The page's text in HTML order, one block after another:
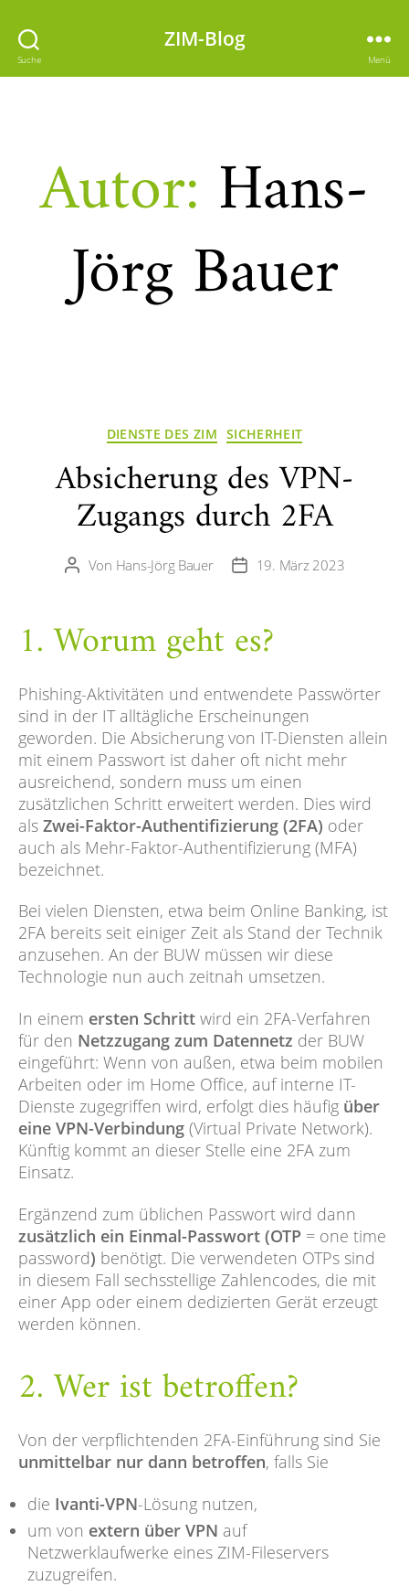
Suche
ZIM-Blog
Menü
Autor: Hans-
Jörg Bauer
Kategorien
DIENSTE DES ZIM SICHERHEIT
Absicherung des VPN-
Zugangs durch 2FA
Beitragsautor
Von Hans-Jörg Bauer Veröffentlichungsdatum
19. März 2023
1. Worum geht es?
Phishing-Aktivitäten und entwendete Passwörter
sind in der IT alltägliche Erscheinungen
geworden. Die Absicherung von IT-Diensten allein
mit einem Passwort ist daher oft nicht mehr
ausreichend, sondern muss um einen
zusätzlichen Schritt erweitert werden. Dies wird
als Zwei-Faktor-Authentifizierung (2FA) oder
auch als Mehr-Faktor-Authentifizierung (MFA)
bezeichnet.
Bei vielen Diensten, etwa beim Online Banking, ist
2FA bereits seit einiger Zeit als Stand der Technik
anzusehen. An der BUW müssen wir diese
Technologie nun auch zeitnah umsetzen.
In einem ersten Schritt wird ein 2FA-Verfahren
für den Netzzugang zum Datennetz der BUW
eingeführt: Wenn von außen, etwa beim mobilen
Arbeiten oder im Home Office, auf interne IT-
Dienste zugegriffen wird, erfolgt dies häufig über
eine VPN-Verbindung (Virtual Private Network).
Künftig kommt an dieser Stelle eine 2FA zum
Einsatz.
Ergänzend zum üblichen Passwort wird dann
zusätzlich ein Einmal-Passwort (OTP = one time
password) benötigt. Die verwendeten OTPs sind
in diesem Fall sechsstellige Zahlencodes, die mit
einer App oder einem dedizierten Gerät erzeugt
werden können.
2. Wer ist betroffen?
Von der verpflichtenden 2FA-Einführung sind Sie
unmittelbar nur dann betroffen, falls Sie
die Ivanti-VPN-Lösung nutzen,
um von extern über VPN auf
Netzwerklaufwerke eines ZIM-Fileservers
zuzugreifen.